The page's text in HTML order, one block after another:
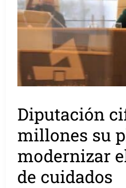
Diputación
millones su
modernizar
de cuidados